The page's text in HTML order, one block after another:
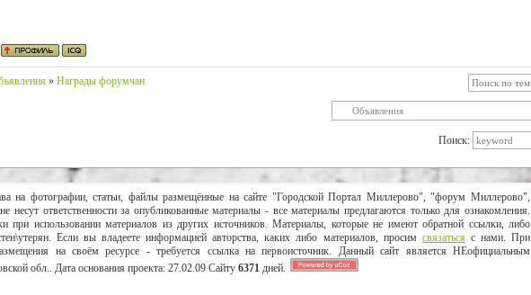
» Награды форумчан
Поиск:
на фотографии, статьи, файлы размещённые на сайте "Городской Портал Миллерово", "форум Миллерово",
несут ответственности за опубликованные материалы - все материалы предлагаются только для ознакомления.
при использовании материалов из других источников. Материалы, которые не имеют обратной ссылки, либо
Если вы владеете информацией авторства, каких либо материалов, просим связатьсяс нами. При
на своём ресурсе - требуется ссылка на первоисточник. Данный сайт является НЕофициальным
обл.. Дата основания проекта: 27.02.09 Сайту 6371 дней.